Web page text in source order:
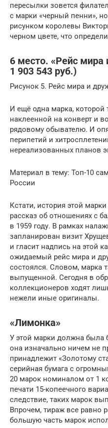
пересылки зовется
с марки «черный пенни»,
рисунком королевы
черном цвете, что
6 место. «Рeйс
1 903 543 руб.)
Рисунок 5. Рейс мира и
И ещё одна марка,
наклеенной на конверт и
рядовому обывателю. И
перипетий и
нереализованных планов
Материал в тему: Топ-10
России
Кстати, история этой
рассказ об отношениях с
в 1959 году. В рамках
запланирован визит
и гласит надпись на этой
ожидаемый рейс мира и
состоялся. Словом, марка
выпущенной. Сегодня в
коллекционеров ходят
нежели иные оригиналы.
«Лимонка»
У этой марки должна была
она изначально ничем не
принадлежит «Золотому
серийная бумага с
20 марок номиналом от 1
печати 15-копеечного
следствие, таких марок
Впрочем, тираж все равно
большую часть марок